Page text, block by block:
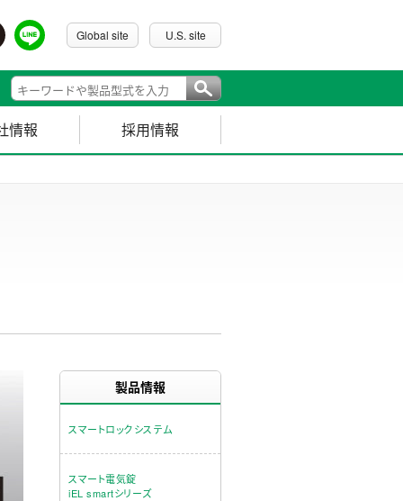
Global site U.S. site
情報 採用情報
製品情報
スマートロックシステム
スマート電気錠
iEL smartシリーズ